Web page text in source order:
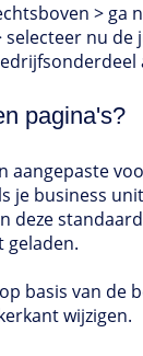
> ga
nu
pagina's?
aangepaste
je business
deze
geladen.
basis van de
wijzigen.